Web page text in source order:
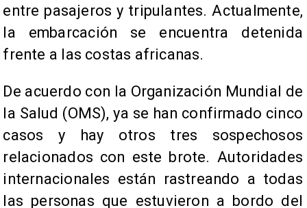
entre pasajeros y tripulantes. Actualmente,
la embarcación se encuentra detenida
frente a las costas africanas.
De acuerdo con la Organización Mundial de
la Salud (OMS), ya se han confirmado cinco
casos y hay otros tres sospechosos
relacionados con este brote. Autoridades
internacionales están rastreando a todas
las personas que estuvieron a bordo del